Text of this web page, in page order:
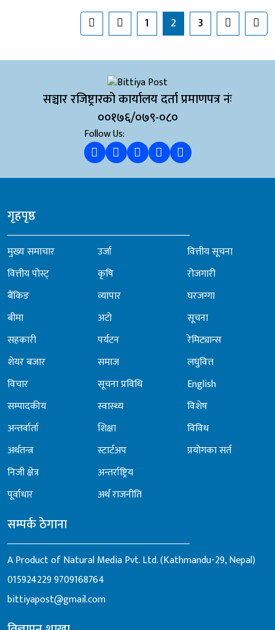
करोड लगानीमा प्लान्ट स्थापना गरिएकोमा उक्त प्लान्ट...
1 2 3
सञ्चार रजिष्ट्रारको कार्यालय दर्ता प्रमाणपत्र नंः
००१७६/०७९-०८०
Follow Us:
गृहपृष्ठ
मुख्य समाचार
वित्तीय पोस्ट्
बैंकिङ
बीमा
सहकारी
शेयर बजार
विचार
सम्पादकीय
अन्तर्वार्ता
अर्थतन्त्र
निजी क्षेत्र
पूर्वाधार
उर्जा
कृषि
व्यापार
अटो
पर्यटन
समाज
सूचना प्रविधि
स्वास्थ्य
शिक्षा
स्टार्टअप
अन्तर्राष्ट्रिय
अर्थ राजनीति
वित्तीय सूचना
रोजगारी
घरजग्गा
सूचना
रेमिट्यान्स
लघुवित्त
English
विशेष
विविध
प्रयोगका सर्त
सम्पर्क ठेगाना
A Product of Natural Media Pvt. Ltd. (Kathmandu-29, Nepal)
0159242299709168764
bittiyapost@gmail.com